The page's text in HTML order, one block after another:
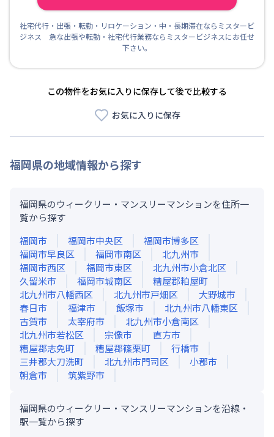
社宅代行・出張・転勤・リロケーション・中・長期滞在ならミスタービ
ジネス 急な出張や転勤・社宅代行業務ならミスタービジネスにお任せ
下さい。
この物件をお気に入りに保存して後で比較する
お気に入りに保存
福岡県の地域情報から探す
福岡県のウィークリー・マンスリーマンションを住所一
覧から探す
福岡市
福岡市中央区
福岡市博多区
福岡市早良区
福岡市南区
北九州市
福岡市西区
福岡市東区
北九州市小倉北区
久留米市
福岡市城南区
糟屋郡粕屋町
北九州市八幡西区
北九州市戸畑区
大野城市
春日市
福津市 飯塚市
北九州市八幡東区
古賀市
太宰府市
北九州市小倉南区
北九州市若松区
宗像市
直方市
糟屋郡志免町
糟屋郡篠栗町
行橋市
三井郡大刀洗町
北九州市門司区
小郡市
朝倉市
筑紫野市
福岡県のウィークリー・マンスリーマンションを沿線・
駅一覧から探す